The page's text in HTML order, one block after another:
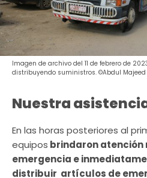
Imagen de archivo del 11 de febrero de
distribuyendo suministros. ©Abdul Majeed
Nuestra
En las horas posteriores al
equipos brindaron atención
emergencia e
distribuir artículos de